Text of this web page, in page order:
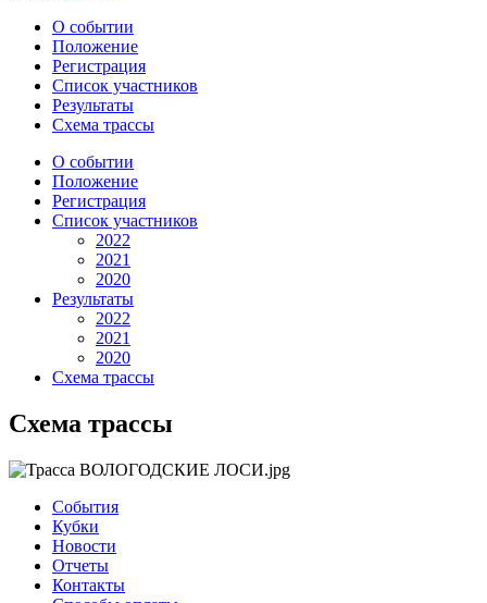
О событии
Положение
Регистрация
Список участников
Результаты
Схема трассы
О событии
Положение
Регистрация
Список участников
2022
2021
2020
Результаты
2022
2021
2020
Схема трассы
Схема трассы
События
Кубки
Новости
Отчеты
Контакты